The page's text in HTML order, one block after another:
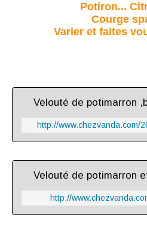
Potiron...
Courge
Varier et faites
Velouté de potimarron
http://www.chezvanda.com/
Velouté de potimarron
http://